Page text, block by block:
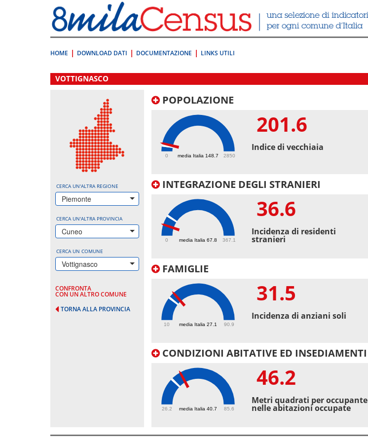
direttamente
a:
Contenuto
HOME DOWNLOAD DATI DOCUMENTAZIONE LINKS UTILI
.
VOTTIGNASCO
CERCA UN'ALTRA REGIONE
Piemonte
CERCA UN'ALTRA PROVINCIA
Cuneo
CERCA UN COMUNE
Vottignasco
CONFRONTA
CON UN ALTRO COMUNE
TORNA ALLA PROVINCIA
POPOLAZIONE
media Italia 148.7
0 2850
201.6
Indice di vecchiaia
INTEGRAZIONE DEGLI STRANIERI
media Italia 67.8
0 367.1
36.6
Incidenza di residenti
stranieri
FAMIGLIE
media Italia 27.1
10 90.9
31.5
Incidenza di anziani soli
CONDIZIONI ABITATIVE ED INSEDIAMENTI
media Italia 40.7
26.2 85.6
46.2
Metri quadrati per occupante
nelle abitazioni occupate